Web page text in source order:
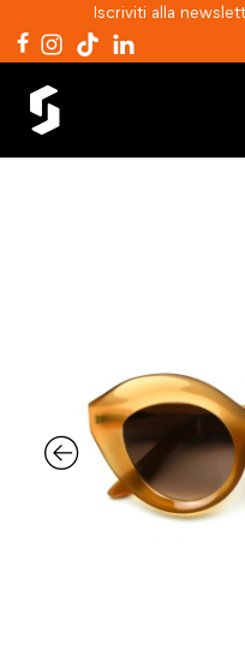
Iscriviti alla